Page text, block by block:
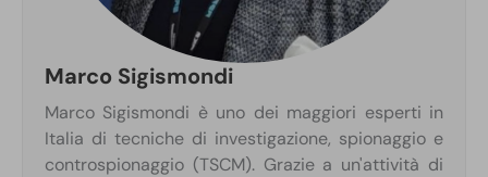
Marco Sigismondi
Marco Sigismondi è uno dei maggiori esperti in
Italia di tecniche di investigazione, spionaggio e
controspionaggio (TSCM). Grazie a un'attività di